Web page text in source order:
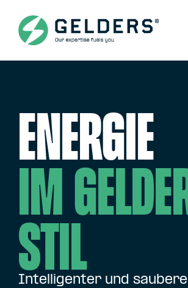
ENERGIE
IM
STIL
Intelligenter und